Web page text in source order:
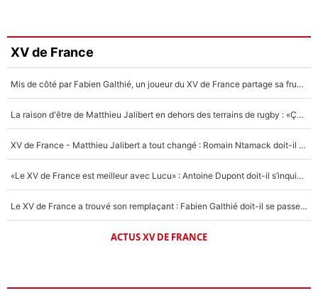
XV de France
Mis de côté par Fabien Galthié, un joueur du XV de France partage sa frustration : «ils ne me l’ont pas dit tout de suite»
La raison d'être de Matthieu Jalibert en dehors des terrains de rugby : «Ça m'atteint autant que si tu touches à un membre de ma famille»
XV de France - Matthieu Jalibert a tout changé : Romain Ntamack doit-il s’inquiéter pour sa place à un an de la Coupe du monde ?
«Le XV de France est meilleur avec Lucu» : Antoine Dupont doit-il s’inquiéter pour sa place ?
Le XV de France a trouvé son remplaçant : Fabien Galthié doit-il se passer d'Antoine Dupont ?
ACTUS XV DE FRANCE